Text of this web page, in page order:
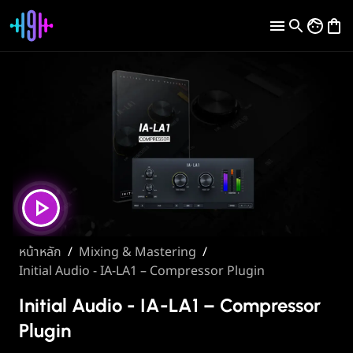
หน้าหลัก / Mixing & Mastering /
Initial Audio - IA-LA1 – Compressor Plugin
Initial Audio - IA-LA1 – Compressor
Plugin